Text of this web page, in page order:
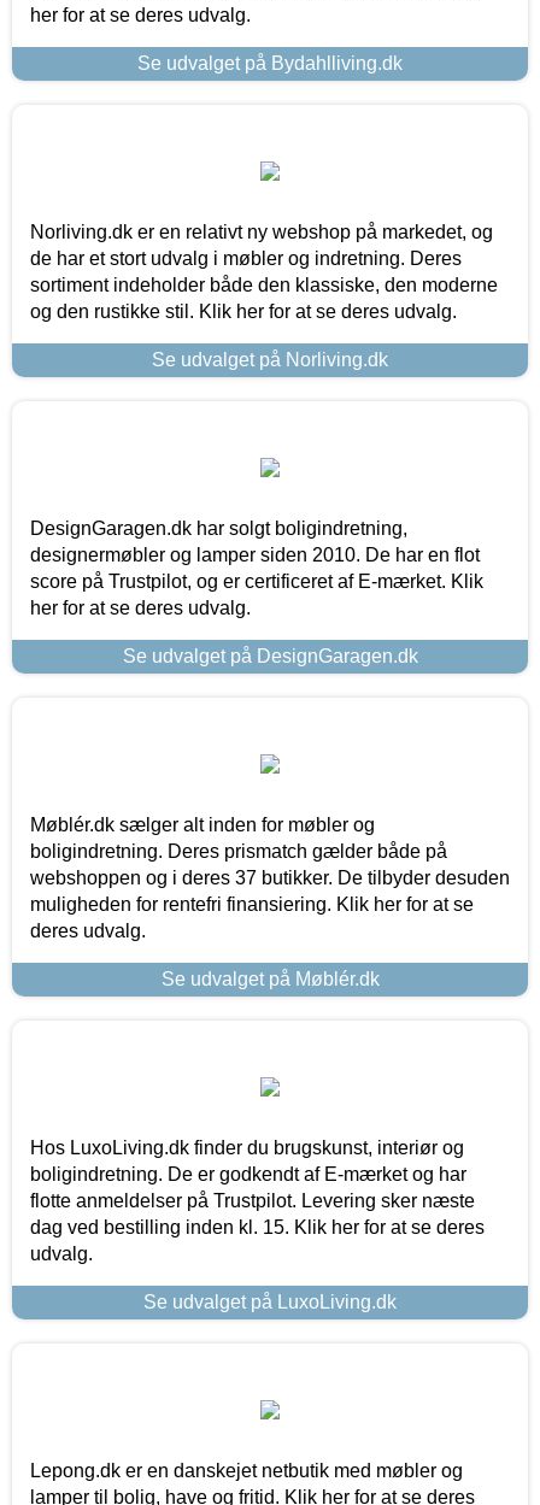
her for at se deres udvalg.
Se udvalget på Bydahlliving.dk
Norliving.dk er en relativt ny webshop på markedet, og
de har et stort udvalg i møbler og indretning. Deres
sortiment indeholder både den klassiske, den moderne
og den rustikke stil. Klik her for at se deres udvalg.
Se udvalget på Norliving.dk
DesignGaragen.dk har solgt boligindretning,
designermøbler og lamper siden 2010. De har en flot
score på Trustpilot, og er certificeret af E-mærket. Klik
her for at se deres udvalg.
Se udvalget på DesignGaragen.dk
Møblér.dk sælger alt inden for møbler og
boligindretning. Deres prismatch gælder både på
webshoppen og i deres 37 butikker. De tilbyder desuden
muligheden for rentefri finansiering. Klik her for at se
deres udvalg.
Se udvalget på Møblér.dk
Hos LuxoLiving.dk finder du brugskunst, interiør og
boligindretning. De er godkendt af E-mærket og har
flotte anmeldelser på Trustpilot. Levering sker næste
dag ved bestilling inden kl. 15. Klik her for at se deres
udvalg.
Se udvalget på LuxoLiving.dk
Lepong.dk er en danskejet netbutik med møbler og
lamper til bolig, have og fritid. Klik her for at se deres